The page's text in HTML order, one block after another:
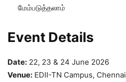
மேம்படுத்தலாம்
Event Details
Date: 22, 23 & 24 June 2026
Venue: EDII-TN Campus, Chennai